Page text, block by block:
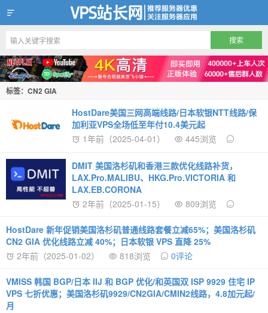
VPS站长网
标签：CN2 GIA
HostDare美国三网高端线路/日本软银NTT线路/保
加利亚VPS全场低至年付10.4美元起
1年前（2025-04-01）
445浏览
DMIT 美国洛杉矶和香港三款优化线路补货，
LAX.Pro.MALIBU、HKG.Pro.VICTORIA 和
LAX.EB.CORONA
2年前（2025-01-15）
809浏览
HostDare 新年促销美国洛杉矶普通线路套餐立减65%；美国洛杉矶
CN2 GIA 优化线路立减 40%；日本软银 VPS 直降 25%
2年前（2025-01-02）
818浏览 0评论
VMISS 韩国 BGP/日本 IIJ 和 BGP 优化/和英国双 ISP 9929 住宅 IP
VPS 七折优惠；美国洛杉矶9929/CN2GIA/CMIN2线路，4.8加元起/
月